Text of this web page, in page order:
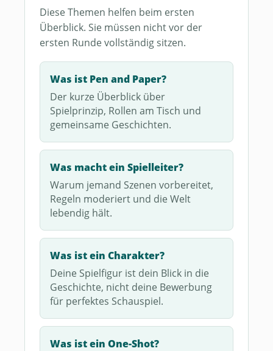
Diese Themen helfen beim ersten
Überblick. Sie müssen nicht vor der
ersten Runde vollständig sitzen.
Was ist Pen and Paper?
Der kurze Überblick über
Spielprinzip, Rollen am Tisch und
gemeinsame Geschichten.
Was macht ein Spielleiter?
Warum jemand Szenen vorbereitet,
Regeln moderiert und die Welt
lebendig hält.
Was ist ein Charakter?
Deine Spielfigur ist dein Blick in die
Geschichte, nicht deine Bewerbung
für perfektes Schauspiel.
Was ist ein One-Shot?